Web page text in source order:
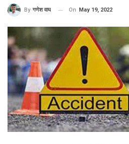
By गणेश वाघ On May 19, 2022